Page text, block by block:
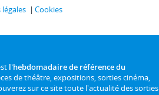
Cookies
l'hebdomadaire de référence du
de théâtre, expositions, sorties cinéma,
sur ce site toute l'actualité des sorties